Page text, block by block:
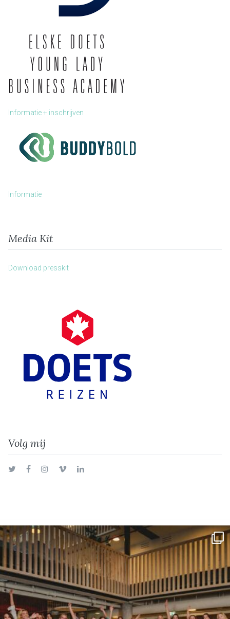
Informatie + inschrijven
Informatie
Media Kit
Download presskit
Volg mij
TwitterFacebookInstagram
VimeoLinkedIn